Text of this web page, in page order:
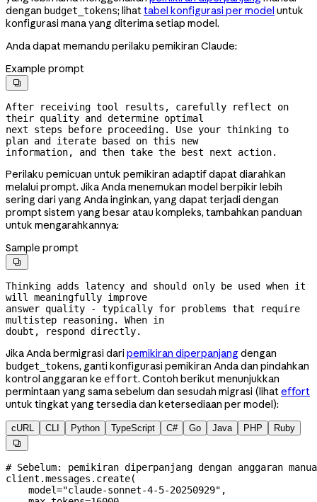
dengan budget_tokens; lihattabel konfigurasi per model untuk
konfigurasi mana yang diterima setiap model.
Anda dapat memandu perilaku pemikiran Claude:
Example prompt

After receiving tool results, carefully reflect on
their quality and determine optimal
next steps before proceeding. Use your thinking to
plan and iterate based on this new
information, and then take the best next action.
Perilaku pemicuan untuk pemikiran adaptif dapat diarahkan
melalui prompt. Jika Anda menemukan model berpikir lebih
sering dari yang Anda inginkan, yang dapat terjadi dengan
prompt sistem yang besar atau kompleks, tambahkan panduan
untuk mengarahkannya:
Sample prompt

Thinking adds latency and should only be used when it
will meaningfully improve
answer quality - typically for problems that require
multistep reasoning. When in
doubt, respond directly.
Jika Anda bermigrasi dari pemikiran diperpanjang dengan
budget_tokens, ganti konfigurasi pemikiran Anda dan pindahkan
kontrol anggaran ke effort. Contoh berikut menunjukkan
permintaan yang sama sebelum dan sesudah migrasi (lihateffort
untuk tingkat yang tersedia dan ketersediaan per model):
cURL CLI Python TypeScript C# Go Java PHP Ruby

# Sebelum: pemikiran diperpanjang dengan anggaran
client.messages.create(
    model
="claude-sonnet-4-5-20250929" ,